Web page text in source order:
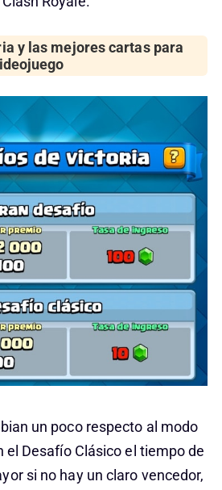
y las mejores cartas para
un poco respecto al modo
el Desafío Clásico el tiempo de
si no hay un claro vencedor,